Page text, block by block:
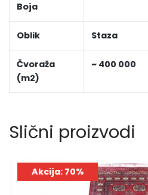
Boja
Oblik Staza
Čvoraža
(m2)
~ 400 000
Slični proizvodi
Akcija: 70%